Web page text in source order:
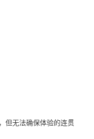
但无法确保体验的连贯